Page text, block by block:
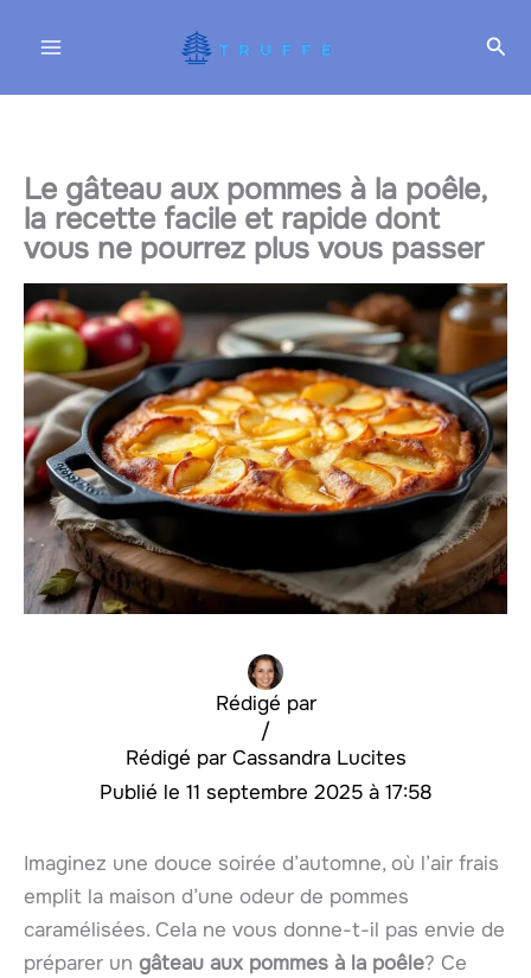
Le gâteau aux pommes à la poêle,
la recette facile et rapide dont
vous ne pourrez plus vous passer
Rédigé par
Cassandra Lucites
/
11 septembre 2025 à 17:58
Imaginez une douce soirée d’automne, où l’air frais
emplit la maison d’une odeur de pommes
caramélisées. Cela ne vous donne-t-il pas envie de
préparer un gâteau aux pommes à la poêle? Ce